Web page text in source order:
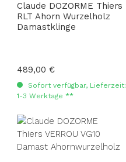
Claude DOZORME Thiers
RLT Ahorn Wurzelholz
Damastklinge
Regulärer Preis:
489,00 €
Sofort verfügbar, Lieferzeit:
1-3 Werktage **